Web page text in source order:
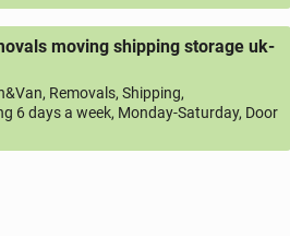
moving shipping storage uk-
Removals, Shipping,
6 days a week, Monday-Saturday, Door